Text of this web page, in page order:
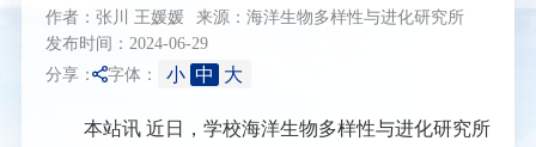
作者：张川 王媛媛
来源：海洋生物多样性与进化研究所
发布时间：2024-06-29
分享： 字体： 小 中 大
本站讯 近日，学校海洋生物多样性与进化研究所